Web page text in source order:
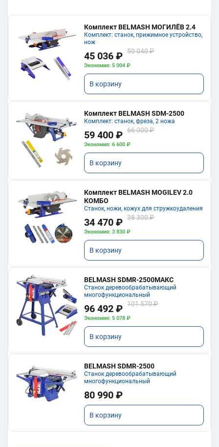
Комплект BELMASH МОГИЛЁВ 2.4
Комплект: станок, прижимное устройство,
нож
45 036 ₽ 50 040 ₽
Экономия: 5 004 ₽
В корзину
Комплект BELMASH SDM-2500
Комплект: станок, фреза, 2 ножа
59 400 ₽ 66 000 ₽
Экономия: 6 600 ₽
В корзину
Комплект BELMASH MOGILEV 2.0
КОМБО
Станок, ножи, кожух для стружкоудаления
34 470 ₽ 38 300 ₽
Экономия: 3 830 ₽
В корзину
BELMASH SDMR-2500МАКС
Станок деревообрабатывающий
многофункциональный
96 492 ₽ 101 570 ₽
Экономия: 5 078 ₽
В корзину
BELMASH SDMR-2500
Станок деревообрабатывающий
многофункциональный
80 990 ₽
В корзину